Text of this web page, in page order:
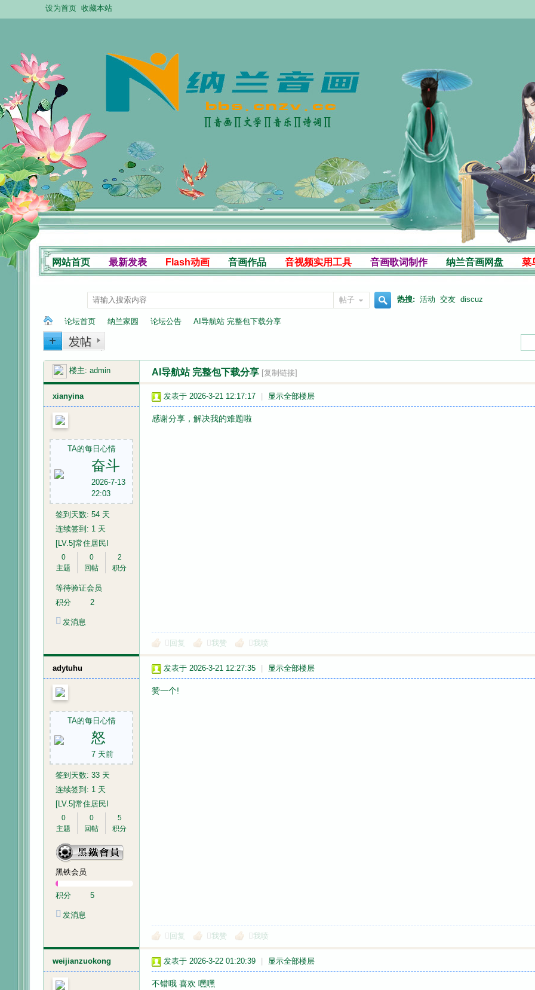
设为首页 收藏本站
网站首页 最新发表 Flash动画 音画作品 音视频实用工具 音画歌词制作 纳兰音画网盘 菜
帖子 热搜: 活动 交友 discuz
兰
画
»
论坛首页
›
纳兰家园 论坛公告
›
AI导航站 完整包下载分享
楼主: admin AI导航站 完整包下载分享 [复制链接]
xianyina
TA的每日心情
奋斗
2026-7-13
22:03
签到天数: 54 天
连续签到: 1 天
[LV.5]常住居民I
0
主题
0
回帖
2
积分
等待验证会员
积分
2
发消息
发表于 2026-3-21 12:17:17 显示全部楼层
感谢分享，解决我的难题啦
回复 我赞 我喷
adytuhu
TA的每日心情
怒
7 天前
签到天数: 33 天
连续签到: 1 天
[LV.5]常住居民I
0
主题
0
回帖
5
积分
黑铁会员
积分 5
发消息
发表于 2026-3-21 12:27:35 显示全部楼层
赞一个!
回复 我赞 我喷
weijianzuokong 发表于 2026-3-22 01:20:39 显示全部楼层
不错哦 喜欢 嘿嘿